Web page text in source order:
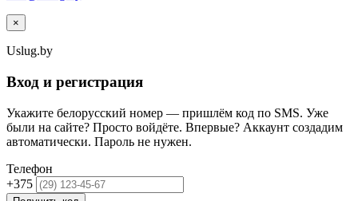
×
Uslug.by
Вход и регистрация
Укажите белорусский номер — пришлём код по SMS. Уже
были на сайте? Просто войдёте. Впервые? Аккаунт создадим
автоматически. Пароль не нужен.
Телефон
+375